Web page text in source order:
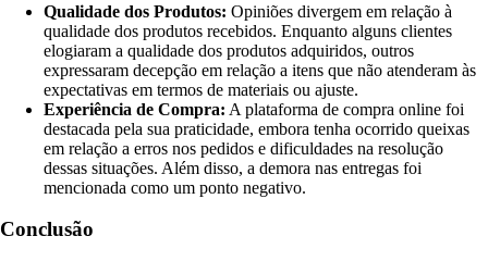
Qualidade dos Produtos: Opiniões divergem em relação à
qualidade dos produtos recebidos. Enquanto alguns clientes
elogiaram a qualidade dos produtos adquiridos, outros
expressaram decepção em relação a itens que não atenderam às
expectativas em termos de materiais ou ajuste.
Experiência de Compra: A plataforma de compra online foi
destacada pela sua praticidade, embora tenha ocorrido queixas
em relação a erros nos pedidos e dificuldades na resolução
dessas situações. Além disso, a demora nas entregas foi
mencionada como um ponto negativo.
Conclusão